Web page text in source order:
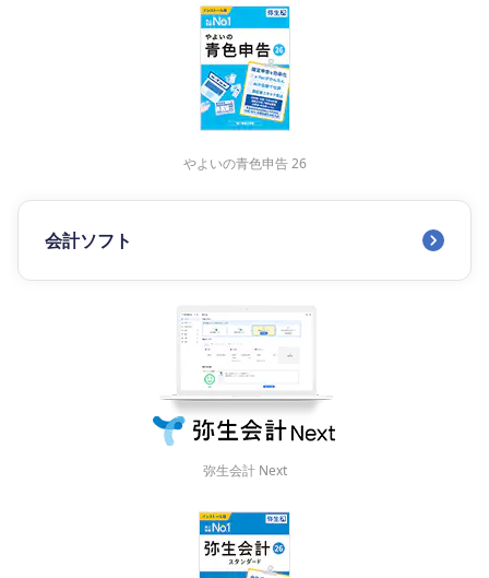
やよいの青色申告 26
会計ソフト
弥生会計 Next